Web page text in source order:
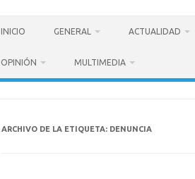
INICIO GENERAL ACTUALIDAD
OPINIÓN MULTIMEDIA
ARCHIVO DE LA ETIQUETA: DENUNCIA